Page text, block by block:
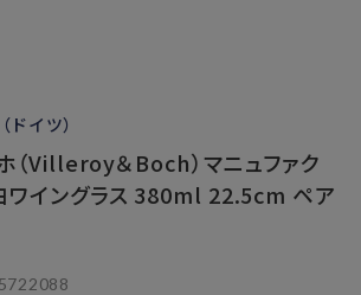
イツ）
（Villeroy＆Boch）マニュファク
ワイングラス 380ml 22.5cm ペア